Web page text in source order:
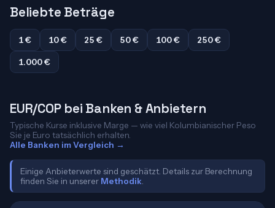
Beliebte Beträge
1 € 10 € 25 € 50 € 100 €
250 €
1.000 €
EUR/COP bei Banken & Anbietern
Typische Kurse inklusive Marge — wie viel Kolumbianischer Peso
Sie je Euro tatsächlich erhalten.
Alle Banken im Vergleich →
Einige Anbieterwerte sind geschätzt. Details zur Berechnung
finden Sie in unserer Methodik